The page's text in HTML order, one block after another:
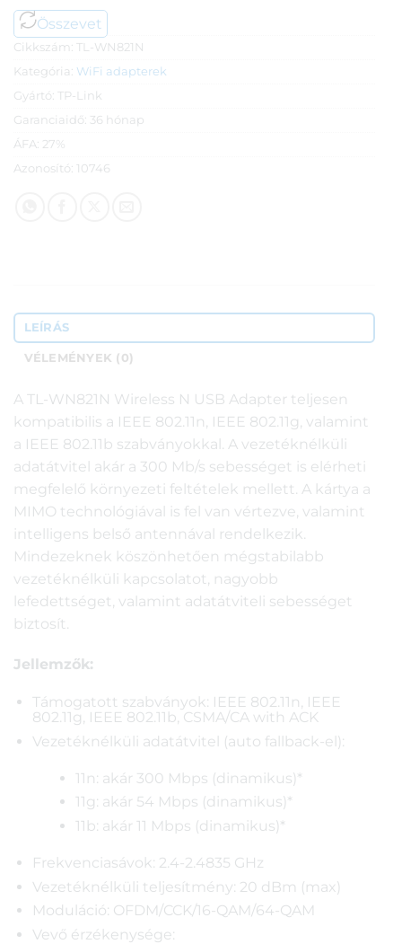
Összevet
Cikkszám: TL-WN821N
Kategória: WiFi adapterek
Gyártó: TP-Link
Garanciaidő: 36 hónap
ÁFA: 27%
Azonosító: 10746
LEÍRÁS
VÉLEMÉNYEK (0)
A TL-WN821N Wireless N USB Adapter teljesen
kompatibilis a IEEE 802.11n, IEEE 802.11g, valamint
a IEEE 802.11b szabványokkal. A vezetéknélküli
adatátvitel akár a 300 Mb/s sebességet is elérheti
megfelelő környezeti feltételek mellett. A kártya a
MIMO technológiával is fel van vértezve, valamint
intelligens belső antennával rendelkezik.
Mindezeknek köszönhetően mégstabilabb
vezetéknélküli kapcsolatot, nagyobb
lefedettséget, valamint adatátviteli sebességet
biztosít.
Jellemzők:
Támogatott szabványok: IEEE 802.11n, IEEE
802.11g, IEEE 802.11b, CSMA/CA with ACK
Vezetéknélküli adatátvitel (auto fallback-el):
11n: akár 300 Mbps (dinamikus)*
11g: akár 54 Mbps (dinamikus)*
11b: akár 11 Mbps (dinamikus)*
Frekvenciasávok: 2.4-2.4835 GHz
Vezetéknélküli teljesítmény: 20 dBm (max)
Moduláció: OFDM/CCK/16-QAM/64-QAM
Vevő érzékenysége: